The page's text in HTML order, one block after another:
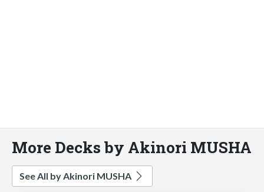
More Decks by Akinori MUSHA
See All by Akinori MUSHA